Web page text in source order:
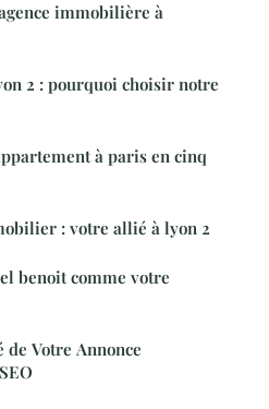
immobilière à
2 : pourquoi choisir notre
à paris en cinq
: votre allié à lyon 2
benoit comme votre
Votre Annonce